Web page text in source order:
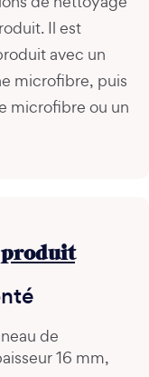
Il est
avec un
microfibre, puis
microfibre ou un
de
16 mm,